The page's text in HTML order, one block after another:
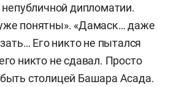
дипломатии.
понятны». «Дамаск… даже
Его никто не пытался
никто не сдавал. Просто
столицей Башара Асада.